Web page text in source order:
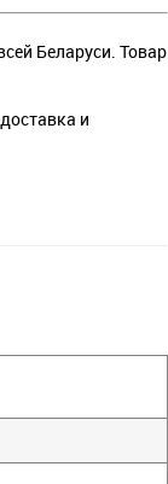
Беларуси. Товар
и